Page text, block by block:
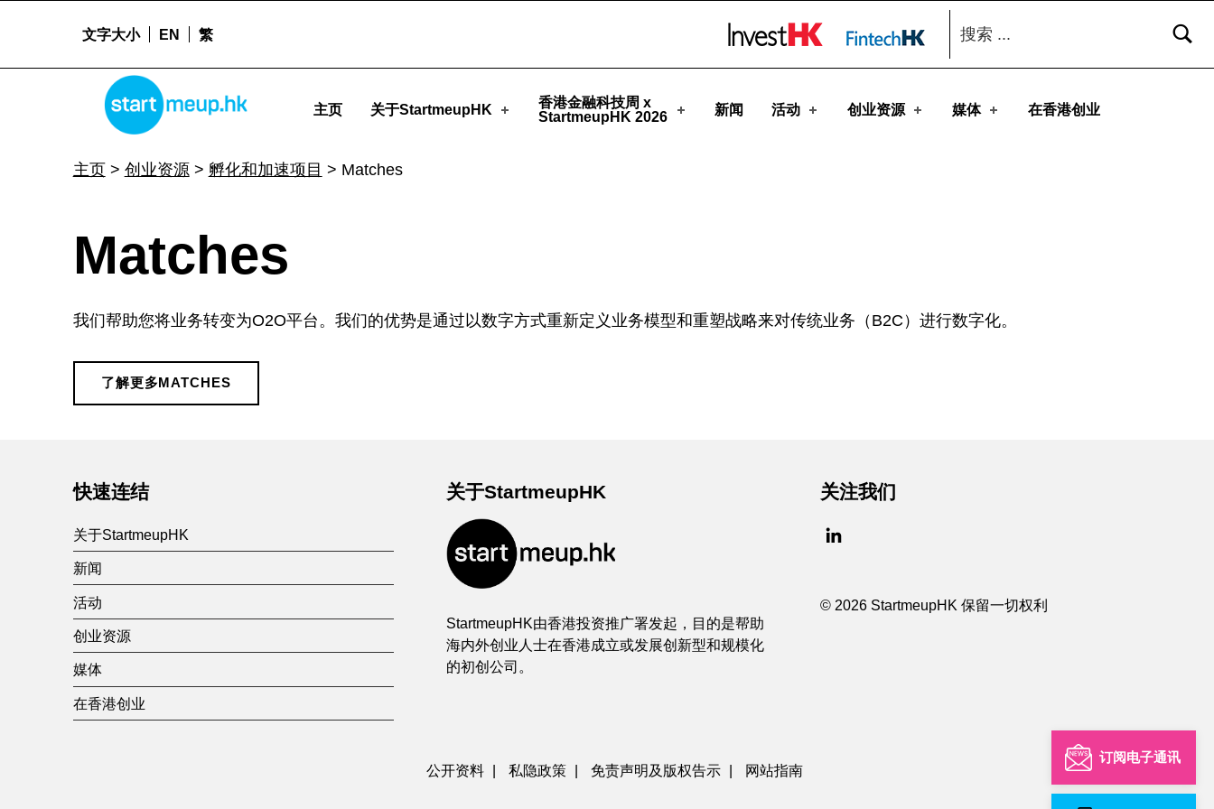
订阅电子通讯
Matches - StartmeupHK
STARTMEUPHK
主页 关于StartmeupHK
香港金融科技周 x
StartmeupHK 2026
新闻 活动 创业资源 媒体 在香港创业
文字大小 EN 繁
搜索：
主页> 创业资源> 孵化和加速项目 > Matches
M
a
t
c
h
e
s
Matches
我们帮助您将业务转变为O2O平台。我们的优势是通过以数字方式重新定义业务模型和重塑战略来对传统业务（B2C）进行数字化。
了解更多MATCHES
Skip back to main navigation
快速连结
关于StartmeupHK
新闻
活动
创业资源
媒体
在香港创业
关于StartmeupHK
StartmeupHK由香港投资推广署发起，目的是帮助
海内外创业人士在香港成立或发展创新型和规模化
的初创公司。
关注我们
© 2026 StartmeupHK 保留一切权利
公开资料 | 私隐政策 | 免责声明及版权告示 | 网站指南